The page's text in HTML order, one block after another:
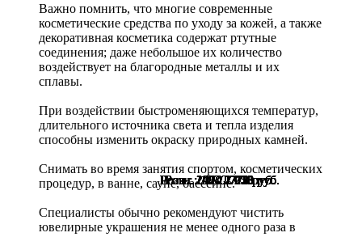
Розн.:2690 2 018руб.
Розн.:2690 2 018руб.
Розн.:2690 2 018руб.
Розн.:2950 2 213руб.
Розн.:2950 2 213руб.
Розн.:1030 773руб.
Розн.:1030 773руб.
Розн.:1030 773руб.
Розн.:1030 773руб.
Розн.:1030 773руб.
Розн.:1030 773руб.
Розн.:1400 1 050руб.
Розн.:1400 1 050руб.
Розн.:1400 1 050руб.
Розн.:1400 1 050руб.
Розн.:1400 1 050руб.
Важно помнить, что многие современные
косметические средства по уходу за кожей, а также
декоративная косметика содержат ртутные
соединения; даже небольшое их количество
воздействует на благородные металлы и их
сплавы.
При воздействии быстроменяющихся температур,
длительного источника света и тепла изделия
способны изменить окраску природных камней.
Снимать во время занятия спортом, косметических
процедур, в ванне, сауне, бассейне.
Специалисты обычно рекомендуют чистить
ювелирные украшения не менее одного раза в